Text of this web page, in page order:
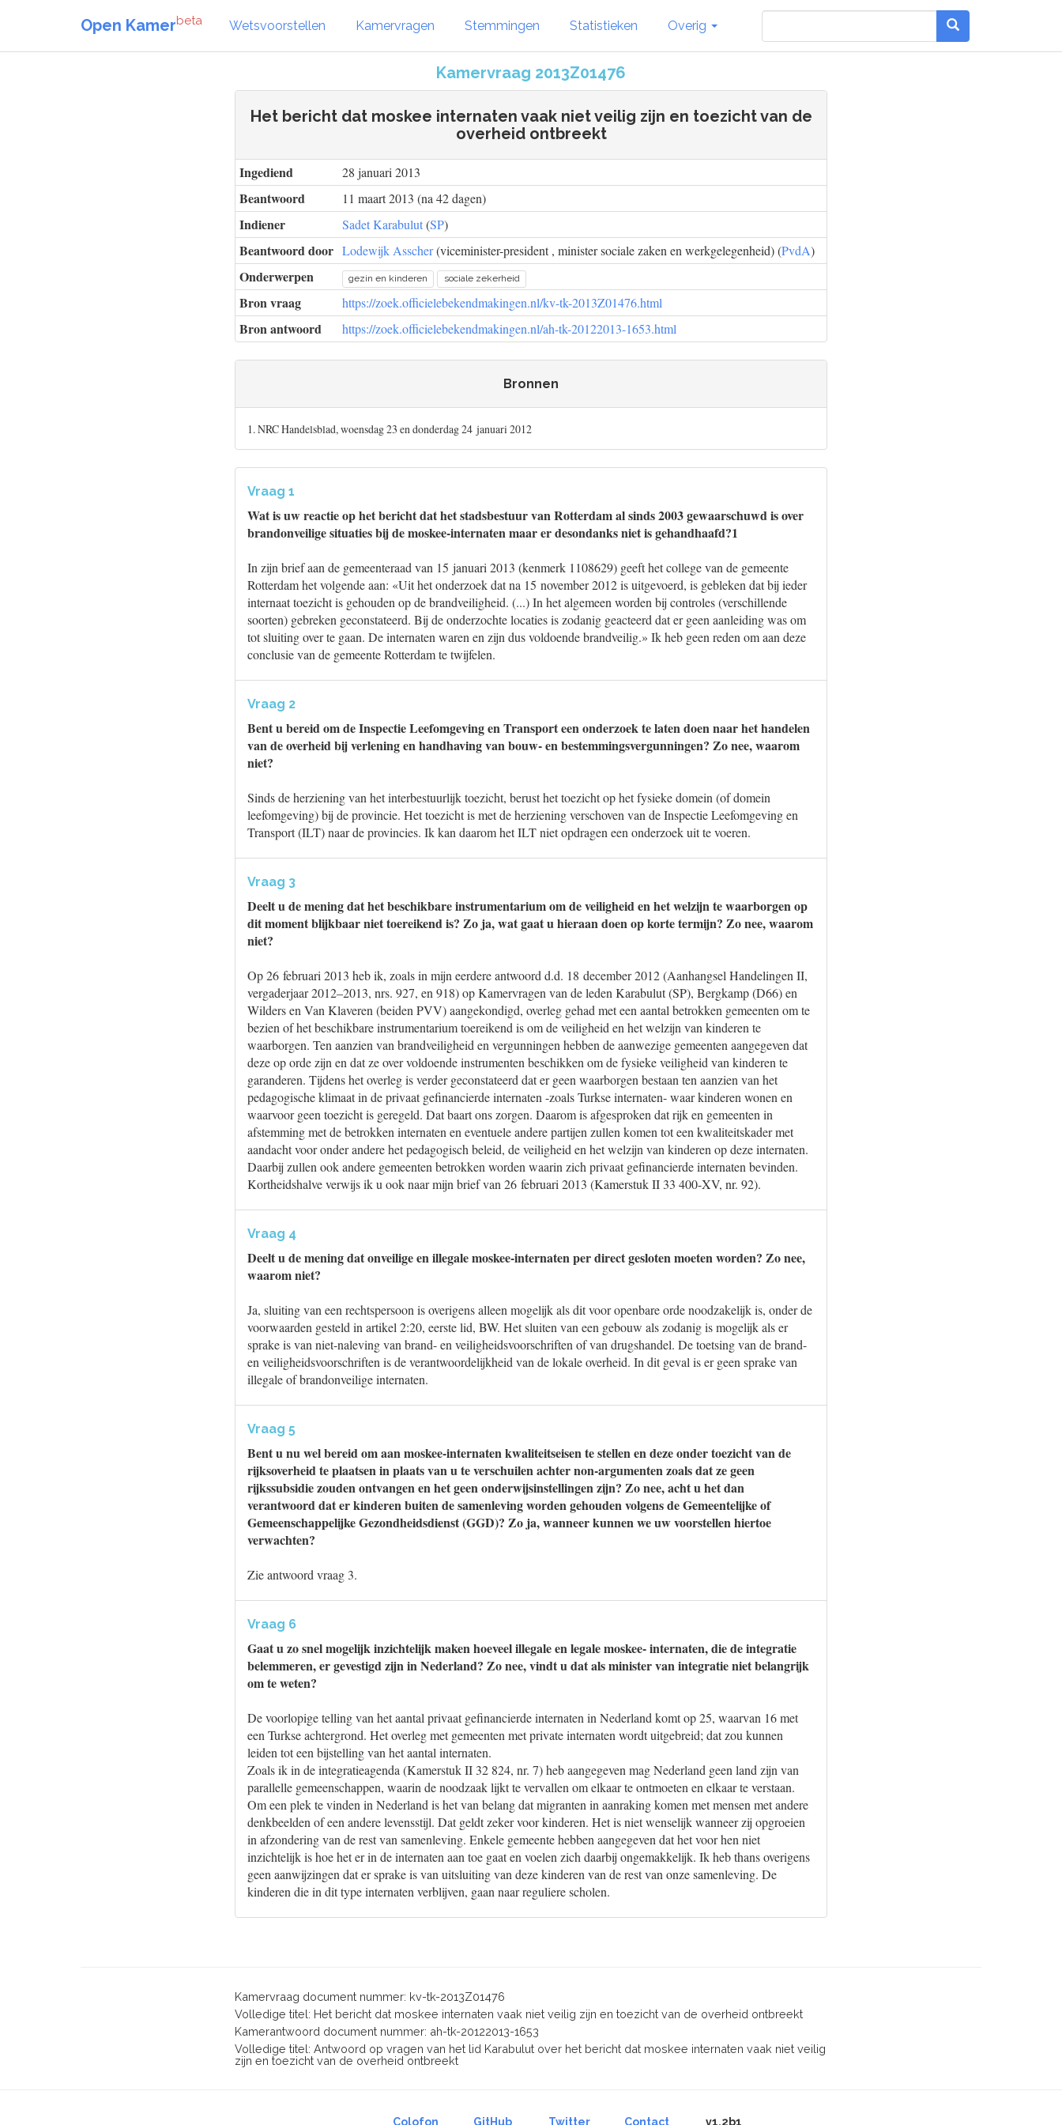
Open Kamerbeta Wetsvoorstellen Kamervragen Stemmingen Statistieken Overig
Kamervraag 2013Z01476
Het bericht dat moskee internaten vaak niet veilig zijn en toezicht van de
overheid ontbreekt
Ingediend 28 januari 2013
Beantwoord 11 maart 2013 (na 42 dagen)
Indiener Sadet Karabulut(SP)
Beantwoord door Lodewijk Asscher(viceminister-president , minister sociale zaken en werkgelegenheid) (PvdA)
Onderwerpen gezin en kinderen sociale zekerheid
Bron vraag https://zoek.officielebekendmakingen.nl/kv-tk-2013Z01476.html
Bron antwoord https://zoek.officielebekendmakingen.nl/ah-tk-20122013-1653.html
Bronnen
1. NRC Handelsblad, woensdag 23 en donderdag 24 januari 2012
Vraag 1
Wat is uw reactie op het bericht dat het stadsbestuur van Rotterdam al sinds 2003 gewaarschuwd is over
brandonveilige situaties bij de moskee-internaten maar er desondanks niet is gehandhaafd?1
In zijn brief aan de gemeenteraad van 15 januari 2013 (kenmerk 1108629) geeft het college van de gemeente
Rotterdam het volgende aan: «Uit het onderzoek dat na 15 november 2012 is uitgevoerd, is gebleken dat bij ieder
internaat toezicht is gehouden op de brandveiligheid. (...) In het algemeen worden bij controles (verschillende
soorten) gebreken geconstateerd. Bij de onderzochte locaties is zodanig geacteerd dat er geen aanleiding was om
tot sluiting over te gaan. De internaten waren en zijn dus voldoende brandveilig.» Ik heb geen reden om aan deze
conclusie van de gemeente Rotterdam te twijfelen.
Vraag 2
Bent u bereid om de Inspectie Leefomgeving en Transport een onderzoek te laten doen naar het handelen
van de overheid bij verlening en handhaving van bouw- en bestemmingsvergunningen? Zo nee, waarom
niet?
Sinds de herziening van het interbestuurlijk toezicht, berust het toezicht op het fysieke domein (of domein
leefomgeving) bij de provincie. Het toezicht is met de herziening verschoven van de Inspectie Leefomgeving en
Transport (ILT) naar de provincies. Ik kan daarom het ILT niet opdragen een onderzoek uit te voeren.
Vraag 3
Deelt u de mening dat het beschikbare instrumentarium om de veiligheid en het welzijn te waarborgen op
dit moment blijkbaar niet toereikend is? Zo ja, wat gaat u hieraan doen op korte termijn? Zo nee, waarom
niet?
Op 26 februari 2013 heb ik, zoals in mijn eerdere antwoord d.d. 18 december 2012 (Aanhangsel Handelingen II,
vergaderjaar 2012–2013, nrs. 927, en 918) op Kamervragen van de leden Karabulut (SP), Bergkamp (D66) en
Wilders en Van Klaveren (beiden PVV) aangekondigd, overleg gehad met een aantal betrokken gemeenten om te
bezien of het beschikbare instrumentarium toereikend is om de veiligheid en het welzijn van kinderen te
waarborgen. Ten aanzien van brandveiligheid en vergunningen hebben de aanwezige gemeenten aangegeven dat
deze op orde zijn en dat ze over voldoende instrumenten beschikken om de fysieke veiligheid van kinderen te
garanderen. Tijdens het overleg is verder geconstateerd dat er geen waarborgen bestaan ten aanzien van het
pedagogische klimaat in de privaat gefinancierde internaten -zoals Turkse internaten- waar kinderen wonen en
waarvoor geen toezicht is geregeld. Dat baart ons zorgen. Daarom is afgesproken dat rijk en gemeenten in
afstemming met de betrokken internaten en eventuele andere partijen zullen komen tot een kwaliteitskader met
aandacht voor onder andere het pedagogisch beleid, de veiligheid en het welzijn van kinderen op deze internaten.
Daarbij zullen ook andere gemeenten betrokken worden waarin zich privaat gefinancierde internaten bevinden.
Kortheidshalve verwijs ik u ook naar mijn brief van 26 februari 2013 (Kamerstuk II 33 400-XV, nr. 92).
Vraag 4
Deelt u de mening dat onveilige en illegale moskee-internaten per direct gesloten moeten worden? Zo nee,
waarom niet?
Ja, sluiting van een rechtspersoon is overigens alleen mogelijk als dit voor openbare orde noodzakelijk is, onder de
voorwaarden gesteld in artikel 2:20, eerste lid, BW. Het sluiten van een gebouw als zodanig is mogelijk als er
sprake is van niet-naleving van brand- en veiligheidsvoorschriften of van drugshandel. De toetsing van de brand-
en veiligheidsvoorschriften is de verantwoordelijkheid van de lokale overheid. In dit geval is er geen sprake van
illegale of brandonveilige internaten.
Vraag 5
Bent u nu wel bereid om aan moskee-internaten kwaliteitseisen te stellen en deze onder toezicht van de
rijksoverheid te plaatsen in plaats van u te verschuilen achter non-argumenten zoals dat ze geen
rijkssubsidie zouden ontvangen en het geen onderwijsinstellingen zijn? Zo nee, acht u het dan
verantwoord dat er kinderen buiten de samenleving worden gehouden volgens de Gemeentelijke of
Gemeenschappelijke Gezondheidsdienst (GGD)? Zo ja, wanneer kunnen we uw voorstellen hiertoe
verwachten?
Zie antwoord vraag 3.
Vraag 6
Gaat u zo snel mogelijk inzichtelijk maken hoeveel illegale en legale moskee- internaten, die de integratie
belemmeren, er gevestigd zijn in Nederland? Zo nee, vindt u dat als minister van integratie niet belangrijk
om te weten?
De voorlopige telling van het aantal privaat gefinancierde internaten in Nederland komt op 25, waarvan 16 met
een Turkse achtergrond. Het overleg met gemeenten met private internaten wordt uitgebreid; dat zou kunnen
leiden tot een bijstelling van het aantal internaten.
Zoals ik in de integratieagenda (Kamerstuk II 32 824, nr. 7) heb aangegeven mag Nederland geen land zijn van
parallelle gemeenschappen, waarin de noodzaak lijkt te vervallen om elkaar te ontmoeten en elkaar te verstaan.
Om een plek te vinden in Nederland is het van belang dat migranten in aanraking komen met mensen met andere
denkbeelden of een andere levensstijl. Dat geldt zeker voor kinderen. Het is niet wenselijk wanneer zij opgroeien
in afzondering van de rest van samenleving. Enkele gemeente hebben aangegeven dat het voor hen niet
inzichtelijk is hoe het er in de internaten aan toe gaat en voelen zich daarbij ongemakkelijk. Ik heb thans overigens
geen aanwijzingen dat er sprake is van uitsluiting van deze kinderen van de rest van onze samenleving. De
kinderen die in dit type internaten verblijven, gaan naar reguliere scholen.
Kamervraag document nummer: kv-tk-2013Z01476
Volledige titel: Het bericht dat moskee internaten vaak niet veilig zijn en toezicht van de overheid ontbreekt
Kamerantwoord document nummer: ah-tk-20122013-1653
Volledige titel: Antwoord op vragen van het lid Karabulut over het bericht dat moskee internaten vaak niet veilig
zijn en toezicht van de overheid ontbreekt
Colofon GitHub Twitter Contact v1.2b1